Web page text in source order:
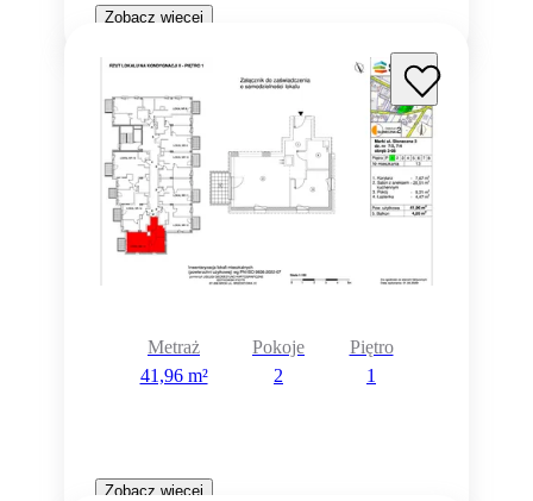
Zobacz więcej
Metraż
41,96 m²
Pokoje
2
Piętro
1
Zobacz więcej